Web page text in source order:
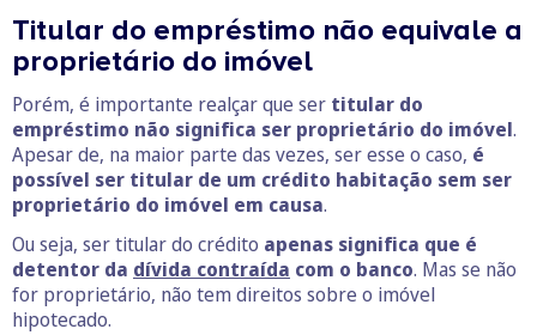
Titular do empréstimo não equivale a
proprietário do imóvel
Porém, é importante realçar que ser titular do
empréstimo não significa ser proprietário do imóvel.
Apesar de, na maior parte das vezes, ser esse o caso, é
possível ser titular de um crédito habitação sem ser
proprietário do imóvel em causa.
Ou seja, ser titular do crédito apenas significa que é
detentor da dívida contraída com o banco. Mas se não
for proprietário, não tem direitos sobre o imóvel
hipotecado.